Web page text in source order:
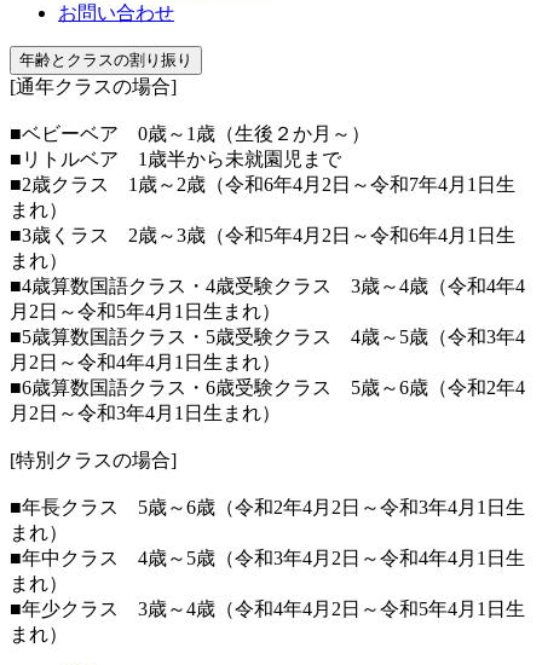
お問い合わせ
年齢とクラスの割り振り
[通年クラスの場合]
■ベビーベア 0歳～1歳（生後２か月～）
■リトルベア 1歳半から未就園児まで
■2歳クラス 1歳～2歳（令和6年4月2日～令和7年4月1日生
まれ）
■3歳くラス 2歳～3歳（令和5年4月2日～令和6年4月1日生
まれ）
■4歳算数国語クラス・4歳受験クラス 3歳～4歳（令和4年4
月2日～令和5年4月1日生まれ）
■5歳算数国語クラス・5歳受験クラス 4歳～5歳（令和3年4
月2日～令和4年4月1日生まれ）
■6歳算数国語クラス・6歳受験クラス 5歳～6歳（令和2年4
月2日～令和3年4月1日生まれ）
[特別クラスの場合]
■年長クラス 5歳～6歳（令和2年4月2日～令和3年4月1日生
まれ）
■年中クラス 4歳～5歳（令和3年4月2日～令和4年4月1日生
まれ）
■年少クラス 3歳～4歳（令和4年4月2日～令和5年4月1日生
まれ）